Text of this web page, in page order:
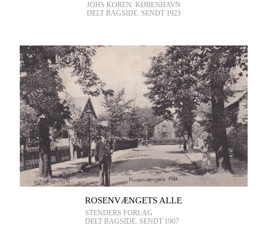
JOHS KOREN. KØBENHAVN
DELT BAGSIDE. SENDT 1923
ROSENVÆNGETS ALLE
STENDERS FORLAG
DELT BAGSIDE. SENDT 1907